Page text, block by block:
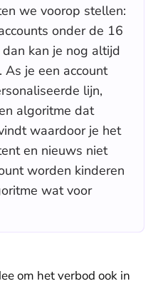
we voorop stellen:
onder de 16
kan je nog altijd
As je een account
lijn,
algoritme dat
waardoor je het
en nieuws niet
worden kinderen
wat voor
om het verbod ook in